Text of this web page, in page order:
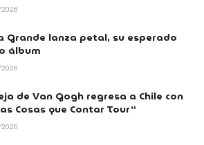
Grande lanza petal, su esperado
álbum
de Van Gogh regresa a Chile con
Cosas que Contar Tour”